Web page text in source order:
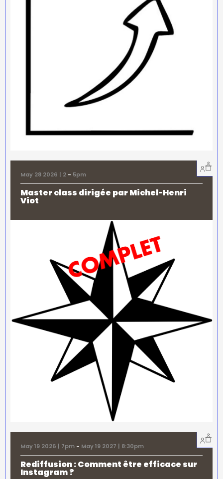
May 28 2026 | 2 - 5pm
Master class dirigée par Michel-Henri
Viot
May 19 2026 | 7pm - May 19 2027 | 8:30pm
Rediffusion : Comment être efficace sur
Instagram ?